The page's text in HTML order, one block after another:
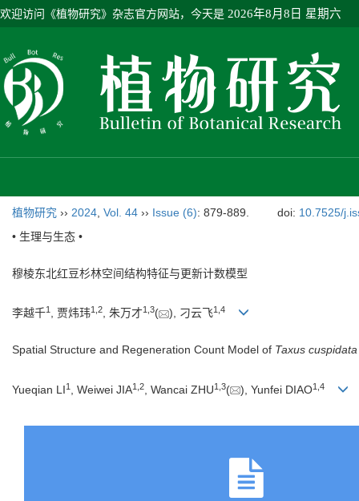
欢迎访问《植物研究》杂志官方网站，今天是 2026年8月8日 星期六
植物研究 ›› 2024 Vol. 44 ›› Issue (6): 879-889. doi: 10.7525/
• 生理与生态 •
穆棱东北红豆杉林空间结构特征与更新计数模型
李越千1 , 贾炜玮1 2, 朱万才1 3( ), 刁云飞1 4
Spatial Structure and Regeneration Count Model of Taxus cuspidata
Yueqian LI1 , Weiwei JIA1 2 , Wancai ZHU1 3( ), Yunfei DIAO1 4